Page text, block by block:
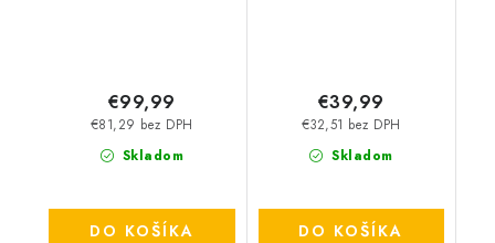
Skladom
€81,29 bez DPH
€99,99
DO KOŠÍKA
Skladom
€32,51 bez DPH
€39,99
DO KOŠÍKA